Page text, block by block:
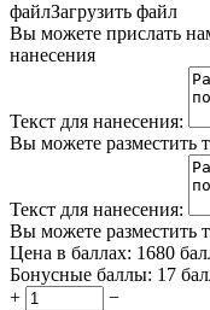
файлЗагрузить файл
Вы можете прислать
нанесения
Текст для нанесения:
Вы можете разместить
Текст для нанесения:
Вы можете разместить
Цена в баллах: 1680
Бонусные баллы: 17
+
−